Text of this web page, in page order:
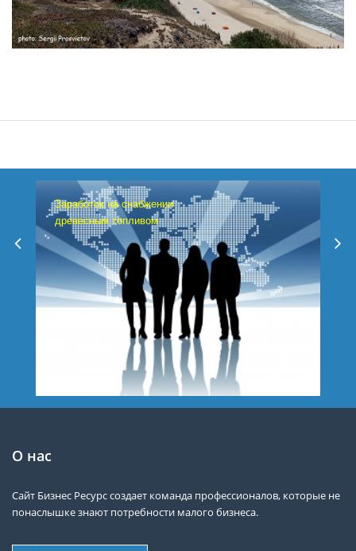
Заработок на снабжении
древесным топливом
О нас
Сайт Бизнес Ресурс создает команда профессионалов, которые не
понаслышке знают потребности малого бизнеса.